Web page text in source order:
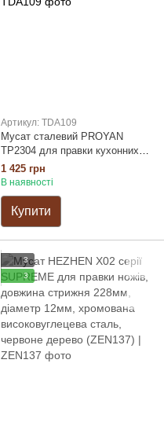
Артикул: TDA109
Мусат сталевий PROYAN
TP2304 для правки кухонних
ножів, дерев'яна рукоятка
1 425 грн
В наявності
Купити
3
3